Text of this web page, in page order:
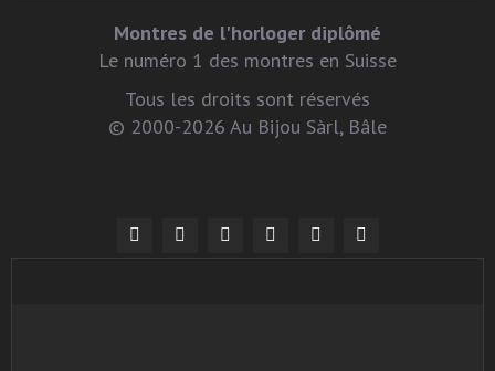
Montres de l'horloger diplômé
Le numéro 1 des montres en Suisse
Tous les droits sont réservés
© 2000-2026 Au Bijou Sàrl, Bâle